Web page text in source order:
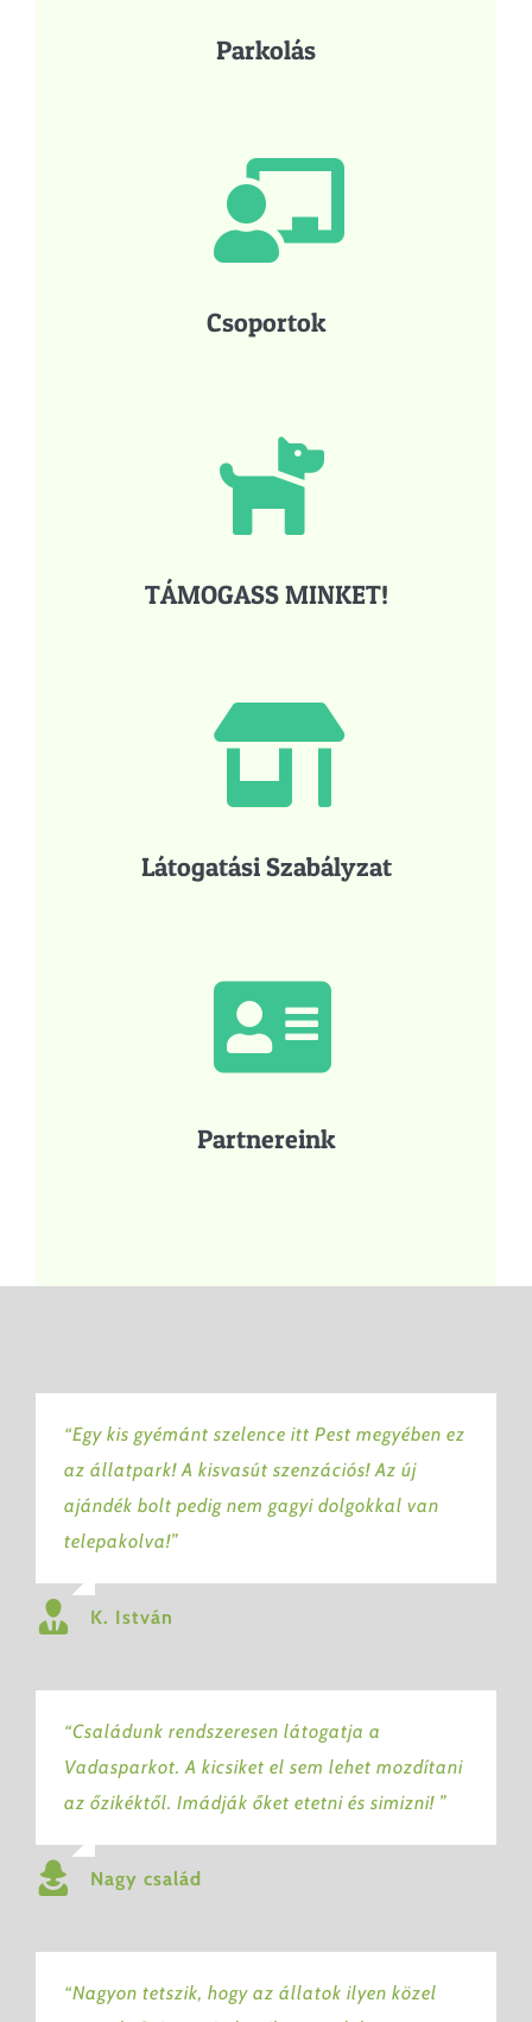
Parkolás
Csoportok
TÁMOGASS MINKET!
Látogatási Szabályzat
Partnereink
“Egy kis gyémánt szelence itt Pest megyében ez
az állatpark! A kisvasút szenzációs! Az új
ajándék bolt pedig nem gagyi dolgokkal van
telepakolva!”
K. István
“Családunk rendszeresen látogatja a
Vadasparkot. A kicsiket el sem lehet mozdítani
az őzikéktől. Imádják őket etetni és simizni! ”
Nagy család
“Nagyon tetszik, hogy az állatok ilyen közel